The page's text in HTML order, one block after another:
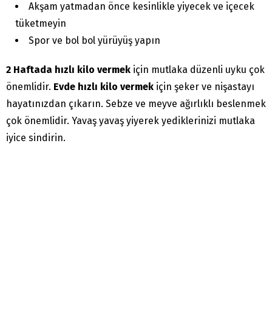
Akşam yatmadan önce kesinlikle yiyecek ve içecek
tüketmeyin
Spor ve bol bol yürüyüş yapın
2 Haftada hızlı kilo vermek için mutlaka düzenli uyku çok
önemlidir. Evde hızlı kilo vermek için şeker ve nişastayı
hayatınızdan çıkarın. Sebze ve meyve ağırlıklı beslenmek
çok önemlidir. Yavaş yavaş yiyerek yediklerinizi mutlaka
iyice sindirin.